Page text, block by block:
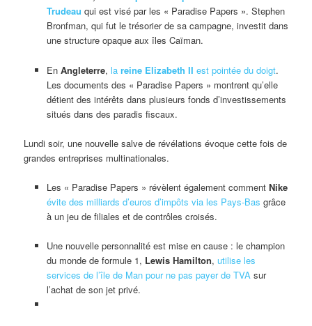
Trudeau qui est visé par les « Paradise Papers ». Stephen
Bronfman, qui fut le trésorier de sa campagne, investit dans
une structure opaque aux îles Caïman.
En Angleterre, la reine Elizabeth II est pointée du doigt.
Les documents des « Paradise Papers » montrent qu’elle
détient des intérêts dans plusieurs fonds d’investissements
situés dans des paradis fiscaux.
Lundi soir, une nouvelle salve de révélations évoque cette fois de
grandes entreprises multinationales.
Les « Paradise Papers » révèlent également comment Nike
évite des milliards d’euros d’impôts via les Pays-Bas grâce
à un jeu de filiales et de contrôles croisés.
Une nouvelle personnalité est mise en cause : le champion
du monde de formule 1, Lewis Hamilton, utilise les
services de l’île de Man pour ne pas payer de TVAsur
l’achat de son jet privé.